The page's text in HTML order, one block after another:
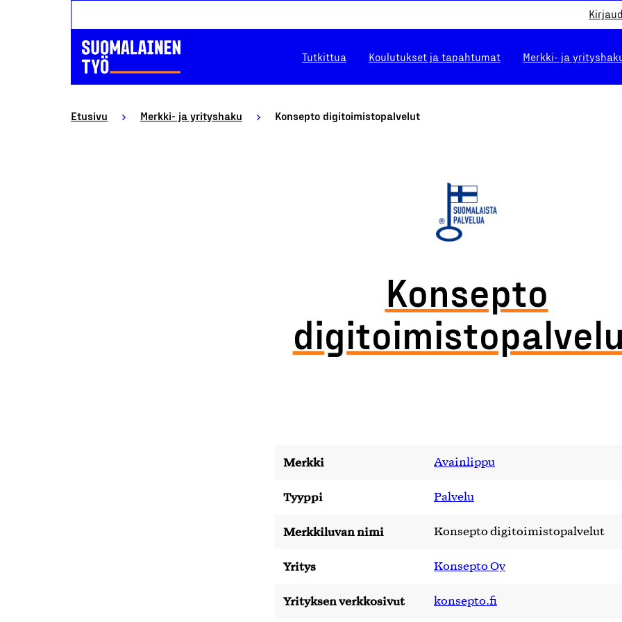
Tutkittua Koulutukset ja tapahtumat Merkki- ja
Etusivu Merkki- ja yrityshaku Konsepto digitoimistopalvelut
Konsepto
Merkki Avainlippu
Tyyppi Palvelu
Merkkiluvan nimi Konsepto digitoimistopalvelut
Yritys Konsepto Oy
Yrityksen verkkosivut konsepto.fi